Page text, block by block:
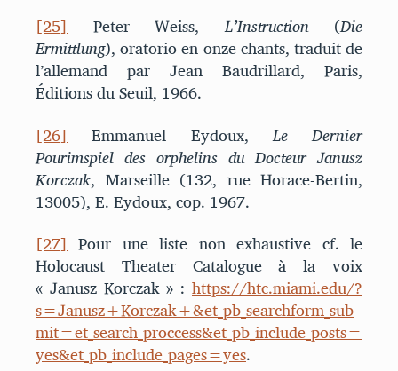
[25] Peter Weiss,L’Instruction(Die
Ermittlung), oratorio en onze chants, traduit de
l’allemand par Jean Baudrillard, Paris,
Éditions du Seuil, 1966.
[26] Emmanuel Eydoux,Le Dernier
Pourimspiel des orphelins du Docteur Janusz
Korczak, Marseille (132, rue Horace-Bertin,
13005), E. Eydoux, cop. 1967.
[27] Pour une liste non exhaustive cf. le
Holocaust Theater Catalogue à la voix
« Janusz Korczak » : https://htc.miami.edu/?
s=Janusz+Korczak+&et_pb_searchform_sub
mit=et_search_proccess&et_pb_include_posts=
yes&et_pb_include_pages=yes.